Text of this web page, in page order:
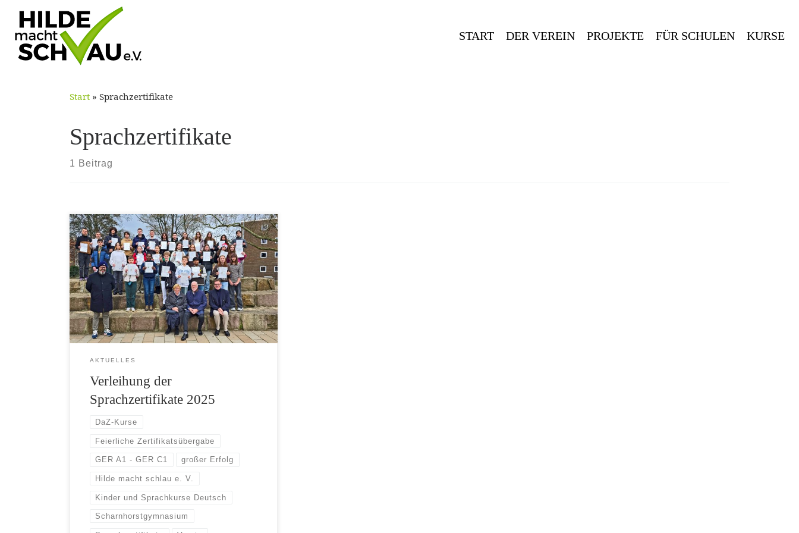
content
START DER VEREIN PROJEKTE FÜR SCHULEN KURSE
Start » Sprachzertifikate
Sprachzertifikate
1 Beitrag
AKTUELLES
Verleihung der
Sprachzertifikate 2025
DaZ-Kurse
Feierliche Zertifikatsübergabe
GER A1 - GER C1 großer Erfolg
Hilde macht schlau e. V.
Kinder und Sprachkurse Deutsch
Scharnhorstgymnasium